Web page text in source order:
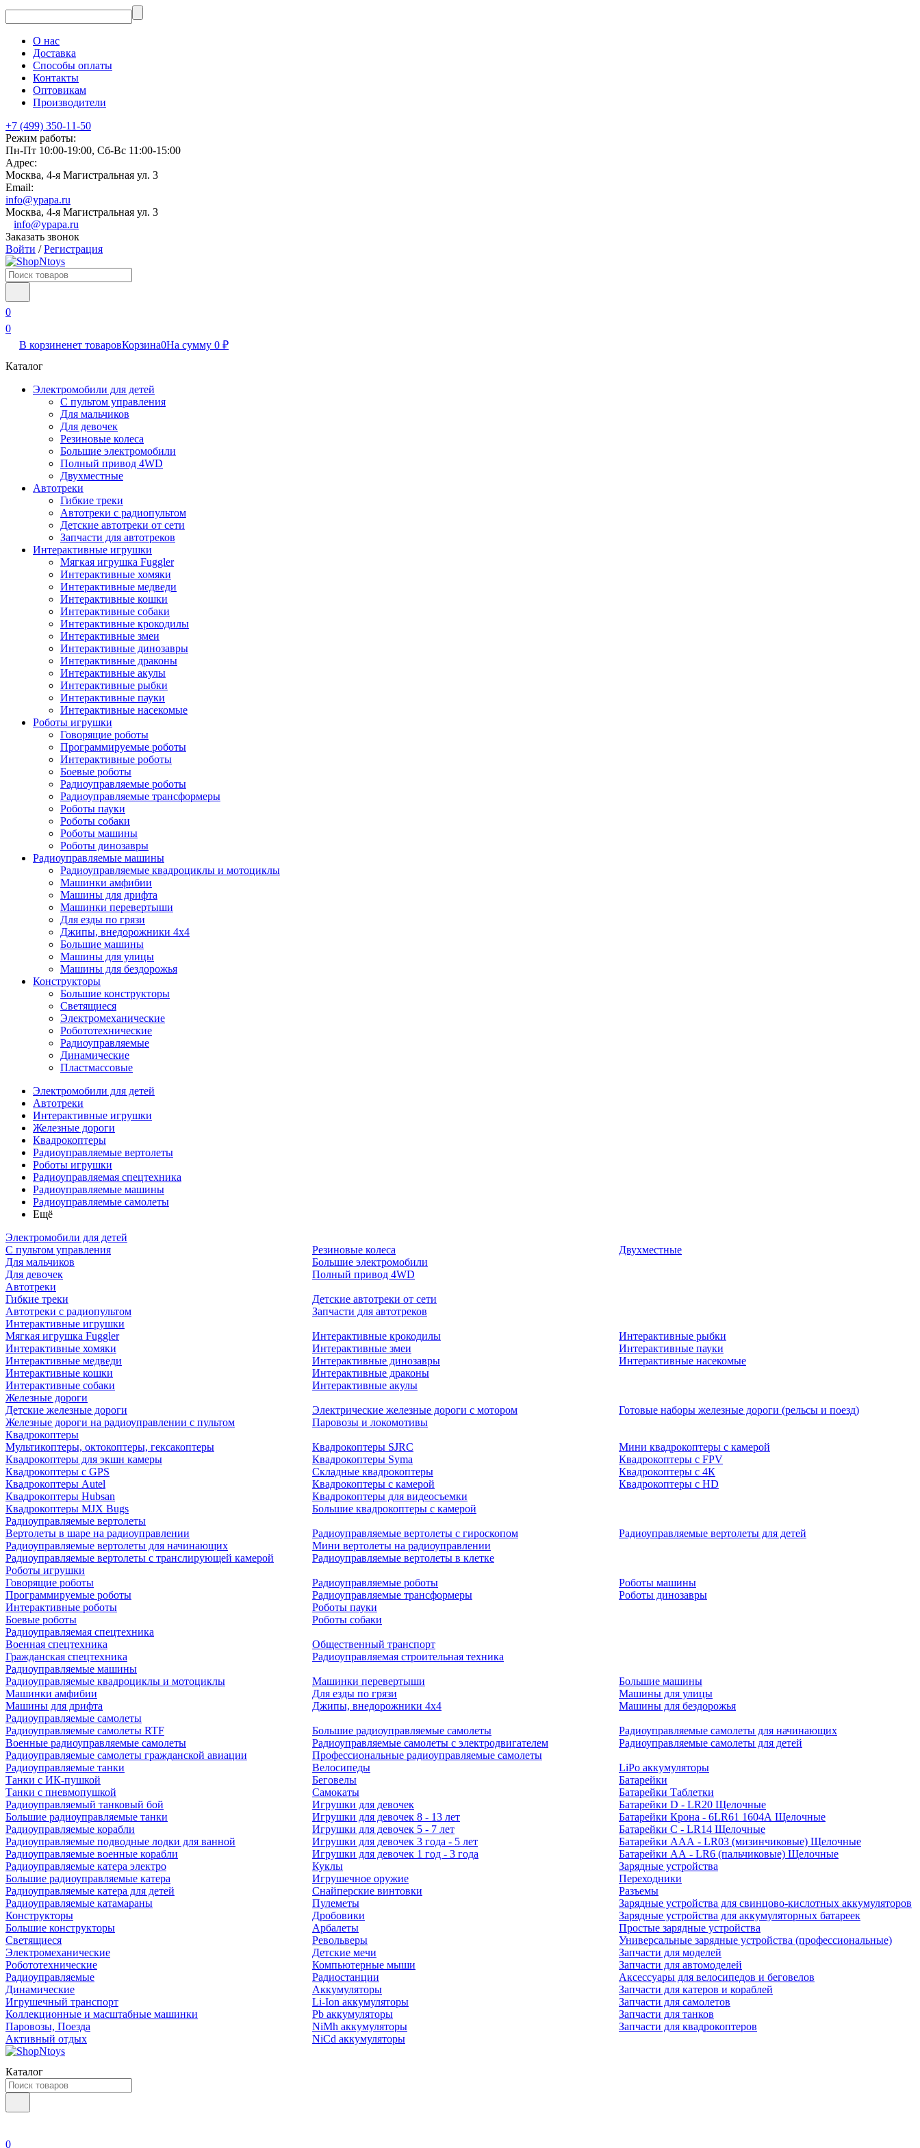
О нас
Доставка
Способы оплаты
Контакты
Оптовикам
Производители
+7 (499) 350-11-50
Режим работы:
Пн-Пт 10:00-19:00, Сб-Вс 11:00-15:00
Адрес:
Москва, 4-я Магистральная ул. 3
Email:
info@ypapa.ru
Москва, 4-я Магистральная ул. 3
info@ypapa.ru
Заказать звонок
Войти /Регистрация
0
0
В корзиненет товаровКорзина0На сумму 0 ₽
Каталог
Электромобили для детей
С пультом управления
Для мальчиков
Для девочек
Резиновые колеса
Большие электромобили
Полный привод 4WD
Двухместные
Автотреки
Гибкие треки
Автотреки с радиопультом
Детские автотреки от сети
Запчасти для автотреков
Интерактивные игрушки
Мягкая игрушка Fuggler
Интерактивные хомяки
Интерактивные медведи
Интерактивные кошки
Интерактивные собаки
Интерактивные крокодилы
Интерактивные змеи
Интерактивные динозавры
Интерактивные драконы
Интерактивные акулы
Интерактивные рыбки
Интерактивные пауки
Интерактивные насекомые
Роботы игрушки
Говорящие роботы
Программируемые роботы
Интерактивные роботы
Боевые роботы
Радиоуправляемые роботы
Радиоуправляемые трансформеры
Роботы пауки
Роботы собаки
Роботы машины
Роботы динозавры
Радиоуправляемые машины
Радиоуправляемые квадроциклы и мотоциклы
Машинки амфибии
Машины для дрифта
Машинки перевертыши
Для езды по грязи
Джипы, внедорожники 4x4
Большие машины
Машины для улицы
Машины для бездорожья
Конструкторы
Большие конструкторы
Светящиеся
Электромеханические
Робототехнические
Радиоуправляемые
Динамические
Пластмассовые
Электромобили для детей
Автотреки
Интерактивные игрушки
Железные дороги
Квадрокоптеры
Радиоуправляемые вертолеты
Роботы игрушки
Радиоуправляемая спецтехника
Радиоуправляемые машины
Радиоуправляемые самолеты
Ещё
Электромобили для детей
С пультом управления
Для мальчиков
Для девочек
Резиновые колеса
Большие электромобили
Полный привод 4WD
Двухместные
Автотреки
Гибкие треки
Автотреки с радиопультом
Детские автотреки от сети
Запчасти для автотреков
Интерактивные игрушки
Мягкая игрушка Fuggler
Интерактивные хомяки
Интерактивные медведи
Интерактивные кошки
Интерактивные собаки
Интерактивные крокодилы
Интерактивные змеи
Интерактивные динозавры
Интерактивные драконы
Интерактивные акулы
Интерактивные рыбки
Интерактивные пауки
Интерактивные насекомые
Железные дороги
Детские железные дороги
Железные дороги на радиоуправлении с пультом
Электрические железные дороги с мотором
Паровозы и локомотивы
Готовые наборы железные дороги (рельсы и поезд)
Квадрокоптеры
Мультикоптеры, октокоптеры, гексакоптеры
Квадрокоптеры для экшн камеры
Квадрокоптеры с GPS
Квадрокоптеры Autel
Квадрокоптеры Hubsan
Квадрокоптеры MJX Bugs
Квадрокоптеры SJRC
Квадрокоптеры Syma
Складные квадрокоптеры
Квадрокоптеры с камерой
Квадрокоптеры для видеосъемки
Большие квадрокоптеры с камерой
Мини квадрокоптеры с камерой
Квадрокоптеры с FPV
Квадрокоптеры с 4К
Квадрокоптеры с HD
Радиоуправляемые вертолеты
Вертолеты в шаре на радиоуправлении
Радиоуправляемые вертолеты для начинающих
Радиоуправляемые вертолеты с транслирующей камерой
Радиоуправляемые вертолеты с гироскопом
Мини вертолеты на радиоуправлении
Радиоуправляемые вертолеты в клетке
Радиоуправляемые вертолеты для детей
Роботы игрушки
Говорящие роботы
Программируемые роботы
Интерактивные роботы
Боевые роботы
Радиоуправляемые роботы
Радиоуправляемые трансформеры
Роботы пауки
Роботы собаки
Роботы машины
Роботы динозавры
Радиоуправляемая спецтехника
Военная спецтехника
Гражданская спецтехника
Общественный транспорт
Радиоуправляемая строительная техника
Радиоуправляемые машины
Радиоуправляемые квадроциклы и мотоциклы
Машинки амфибии
Машины для дрифта
Машинки перевертыши
Для езды по грязи
Джипы, внедорожники 4x4
Большие машины
Машины для улицы
Машины для бездорожья
Радиоуправляемые самолеты
Радиоуправляемые самолеты RTF
Военные радиоуправляемые самолеты
Радиоуправляемые самолеты гражданской авиации
Большие радиоуправляемые самолеты
Радиоуправляемые самолеты с электродвигателем
Профессиональные радиоуправляемые самолеты
Радиоуправляемые самолеты для начинающих
Радиоуправляемые самолеты для детей
Радиоуправляемые танки
Танки с ИК-пушкой
Танки с пневмопушкой
Радиоуправляемый танковый бой
Большие радиоуправляемые танки
Радиоуправляемые корабли
Радиоуправляемые подводные лодки для ванной
Радиоуправляемые военные корабли
Радиоуправляемые катера электро
Большие радиоуправляемые катера
Радиоуправляемые катера для детей
Радиоуправляемые катамараны
Конструкторы
Большие конструкторы
Светящиеся
Электромеханические
Робототехнические
Радиоуправляемые
Динамические
Игрушечный транспорт
Коллекционные и масштабные машинки
Паровозы, Поезда
Активный отдых
Велосипеды
Беговелы
Самокаты
Игрушки для девочек
Игрушки для девочек 8 - 13 лет
Игрушки для девочек 5 - 7 лет
Игрушки для девочек 3 года - 5 лет
Игрушки для девочек 1 год - 3 года
Куклы
Игрушечное оружие
Снайперские винтовки
Пулеметы
Дробовики
Арбалеты
Револьверы
Детские мечи
Компьютерные мыши
Радиостанции
Аккумуляторы
Li-Ion аккумуляторы
Pb аккумуляторы
NiMh аккумуляторы
NiCd аккумуляторы
LiPo аккумуляторы
Батарейки
Батарейки Таблетки
Батарейки D - LR20 Щелочные
Батарейки Крона - 6LR61 1604A Щелочные
Батарейки C - LR14 Щелочные
Батарейки AAA - LR03 (мизинчиковые) Щелочные
Батарейки AA - LR6 (пальчиковые) Щелочные
Зарядные устройства
Переходники
Разъемы
Зарядные устройства для свинцово-кислотных аккумуляторов
Зарядные устройства для аккумуляторных батареек
Простые зарядные устройства
Универсальные зарядные устройства (профессиональные)
Запчасти для моделей
Запчасти для автомоделей
Аксессуары для велосипедов и беговелов
Запчасти для катеров и кораблей
Запчасти для самолетов
Запчасти для танков
Запчасти для квадрокоптеров
Каталог
0